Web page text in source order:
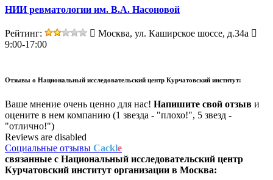
НИИ ревматологии им. В.А. Насоновой
Рейтинг:
Москва, ул. Каширское шоссе, д.34а
9:00-17:00
Отзывы о Национальный исследовательский центр Курчатовский институт:
Ваше мнение очень ценно для нас! Напишите свой отзыв и
оцените в нем компанию (1 звезда - "плохо!", 5 звезд -
"отлично!")
Reviews are disabled
Социальные отзывы Cackle
связанные с Национальный исследовательский центр
Курчатовский институт организации в Москва: